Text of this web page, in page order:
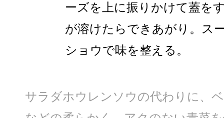
ーズを上に振りかけて蓋を
が溶けたらできあがり。ス
ショウで味を整える。
サラダホウレンソウの代わりに、